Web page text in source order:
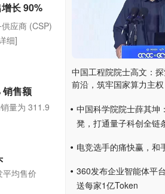
长 90%
应商 (CSP)
细]
销售额
量为 311.9
均售价
中国工程院院士高文：
前沿，筑牢国家算力主权
中国科学院院士薛其坤
凳，打通量子科创全链
电竞选手的痛快赢，和
360发布企业智能体平
送每家1亿Token